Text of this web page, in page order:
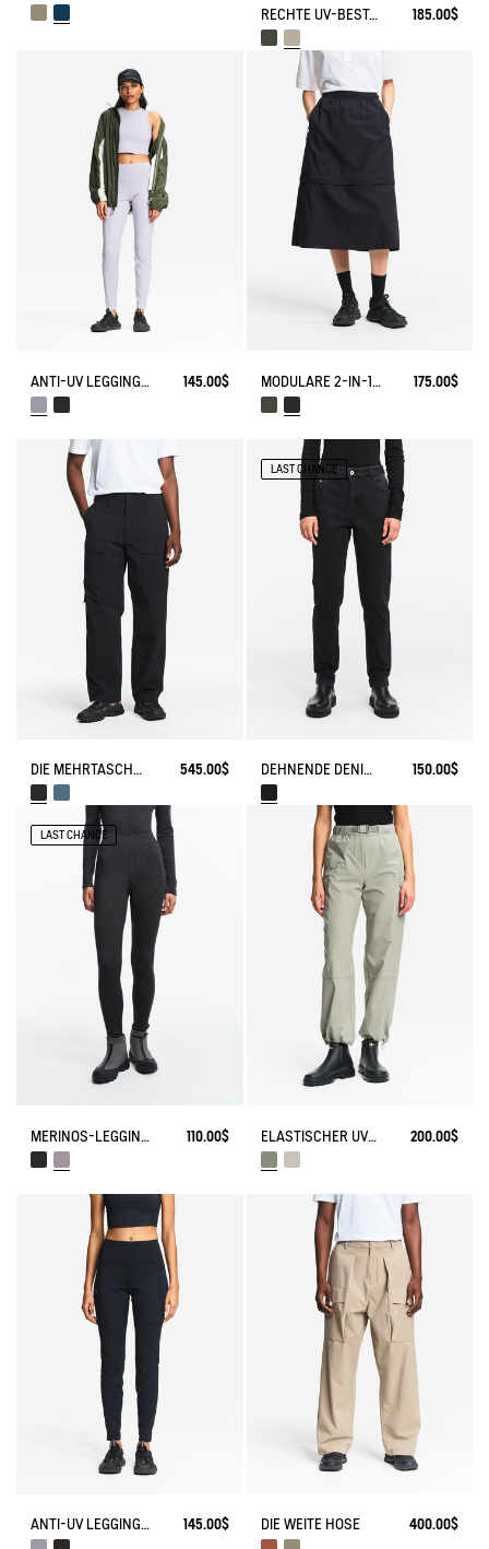
RECHTE UV-BESTÄNDIGE CHINOHOSE DRY FAST TEXTILE® COOLMAX® 185.00$
ANTI-UV LEGGINGS, DRY FAST TEXTILE® 145.00$ MODULARE 2-IN-1 REISSVERSCHLUSSROCK DRY FAST TEXTILE® 175.00$
DIE MEHRTASCHENHOSE 545.00$
LAST CHANCE
DEHNENDE DENIM-HOSE (NEUE OBERTEIL GLEICH AAW22WBOT012) 150.00$
LAST CHANCE
MERINOS-LEGGINGS 110.00$ ELASTISCHER UV-SCHUTZ CARGO-HOSE DRY FAST TEXTILE® 200.00$
ANTI-UV LEGGINGS AUS DRY FAST TEXTILE® 145.00$ DIE WEITE HOSE 400.00$